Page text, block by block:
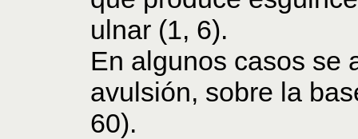
ulnar (1, 6).
En algunos casos se
avulsión, sobre la
60).